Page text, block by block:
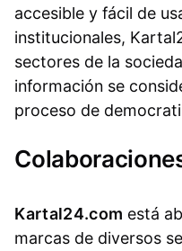
accesible y fácil de
institucionales,
sectores de la
información se
proceso de
Kartal24.com está
marcas de diversos